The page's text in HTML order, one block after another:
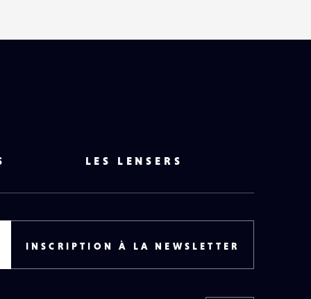
LES LENSERS
INSCRIPTION À LA NEWSLETTER